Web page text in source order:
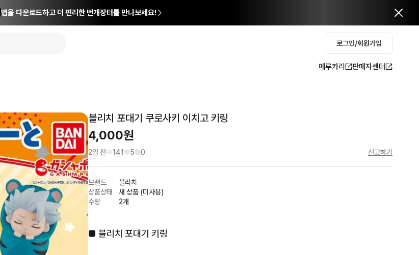
앱을 다운로드하고 더 편리한 번개장터를 만나보세요!
로그인/회원가입
메루카리 판매자센터
블리치 포대기 쿠로사키 이치고 키링
4,000원
2일 전 141 5 0 신고하기
브랜드
블리치
상품상태
새 상품 (미사용)
수량
2개
■ 블리치 포대기 키링